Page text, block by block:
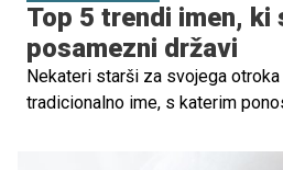
Top 5 trendi imen, ki
posamezni državi
Nekateri starši za svojega
tradicionalno ime, s katerim
imena, ki so svetovno razširjena